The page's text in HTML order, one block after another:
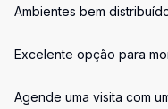
Ambientes bem
Excelente opção para
Agende uma visita com